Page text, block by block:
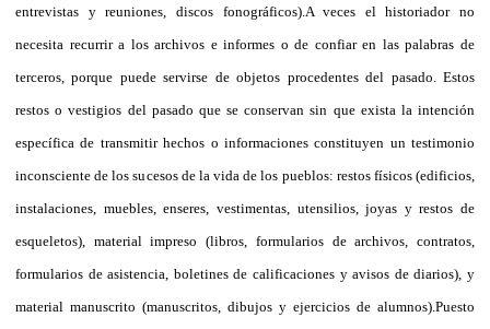
entrevistas y reuniones, discos fonográficos). A veces el historiador no
necesita recurrir a los archivos e informes o de confiar en las palabras de
terceros, porque puede servirse de objetos procedentes del pasado. Estos
restos o vestigios del pasado que se conservan sin que exista la intención
específica de transmitir hechos o informaciones constituyen un testimonio
inconsciente de los sucesos de la vida de los pueblos: restos físicos (edificios,
instalaciones, muebles, enseres, vestimentas, utensilios, joyas y restos de
esqueletos), material impreso (libros, formularios de archivos, contratos,
formularios de asistencia, boletines de calificaciones y avisos de diarios), y
material manuscrito (manuscritos, dibujos y ejercicios de alumnos). Puesto